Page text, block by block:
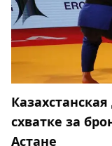
схватке за
Астане